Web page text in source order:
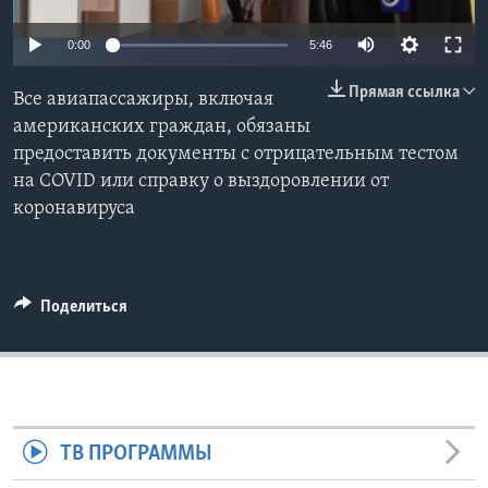
Learning English
СОЦИАЛЬНЫЕ СЕТИ
Языки
0:00 5:46
Прямая ссылка
Все авиапассажиры, включая
американских граждан, обязаны
предоставить документы с отрицательным тестом
на COVID или справку о выздоровлении от
коронавируса
Поделиться
ТВ ПРОГРАММЫ